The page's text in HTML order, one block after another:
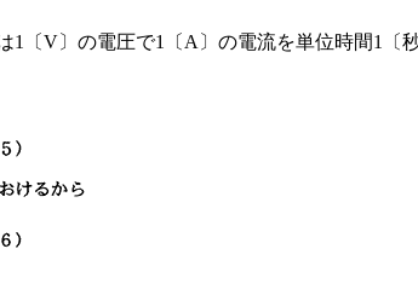
〔V〕の電圧で1〔A〕の電流を単位時間1〔